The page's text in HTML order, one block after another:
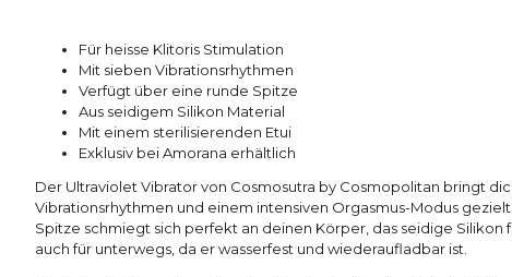
Für heisse Klitoris Stimulation
Mit sieben Vibrationsrhythmen
Verfügt über eine runde Spitze
Aus seidigem Silikon Material
Mit einem sterilisierenden Etui
Exklusiv bei Amorana erhältlich
Der Ultraviolet Vibrator von Cosmosutra by Cosmopolitan bringt
Vibrationsrhythmen und einem intensiven Orgasmus-Modus
Spitze schmiegt sich perfekt an deinen Körper, das seidige Silikon
auch für unterwegs, da er wasserfest und wiederaufladbar ist.